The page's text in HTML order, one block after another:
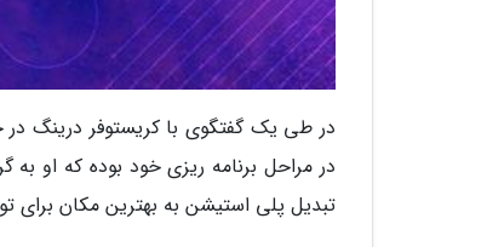
در مراحل برنامه ریزی خود بوده که او
تبدیل پلی استیشن به بهترین مکان برای